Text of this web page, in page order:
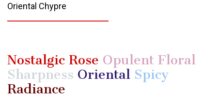
Oriental Chypre
Nostalgic Rose Opulent Floral
Sharpness Oriental Spicy
Radiance